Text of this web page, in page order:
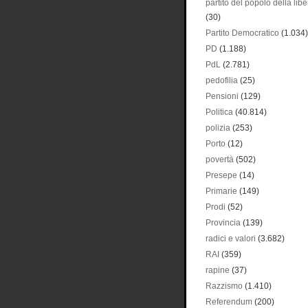
partito del popolo della
(30)
Partito Democratico (1.034)
PD (1.188)
PdL (2.781)
pedofilia (25)
Pensioni (129)
Politica (40.814)
polizia (253)
Porto (12)
povertà (502)
Presepe (14)
Primarie (149)
Prodi (52)
Provincia (139)
radici e valori (3.682)
RAI (359)
rapine (37)
Razzismo (1.410)
Referendum (200)